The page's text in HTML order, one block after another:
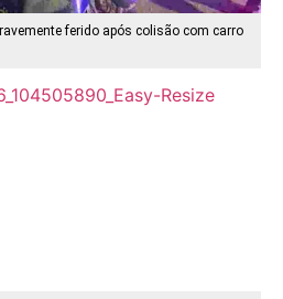
ferido após colisão com carro